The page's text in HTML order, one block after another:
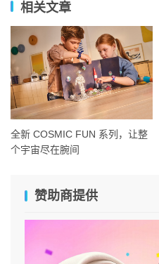
相关文章
全新 COSMIC FUN 系列，让整
个宇宙尽在腕间
赞助商提供